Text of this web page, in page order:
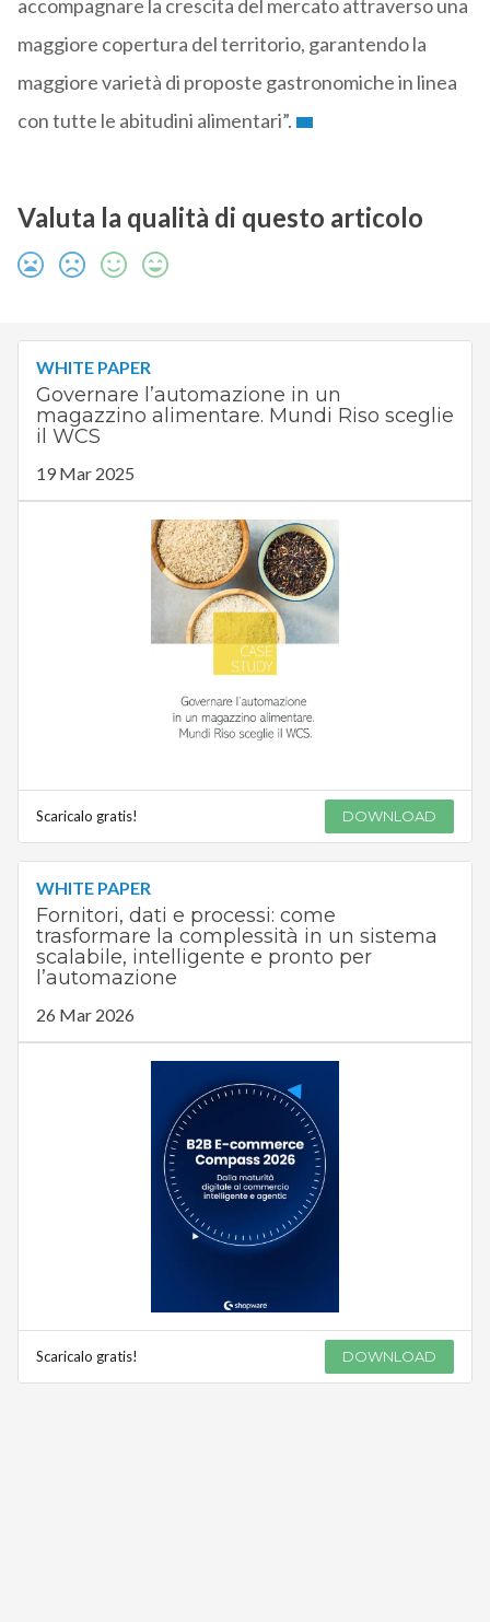
accompagnare la crescita del mercato attraverso una
maggiore copertura del territorio, garantendo la
maggiore varietà di proposte gastronomiche in linea
con tutte le abitudini alimentari”.
Valuta la qualità di questo articolo
WHITE PAPER
Governare l’automazione in un
magazzino alimentare. Mundi Riso sceglie
il WCS
19 Mar 2025
Scaricalo gratis! DOWNLOAD
WHITE PAPER
Fornitori, dati e processi: come
trasformare la complessità in un sistema
scalabile, intelligente e pronto per
l’automazione
26 Mar 2026
Scaricalo gratis! DOWNLOAD